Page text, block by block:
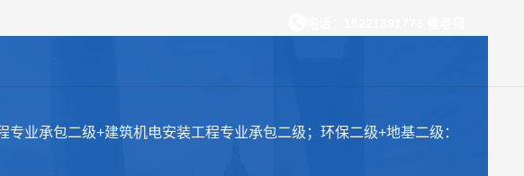
业承包二级+建筑机电安装工程专业承包二级；环保二级+地基二级：